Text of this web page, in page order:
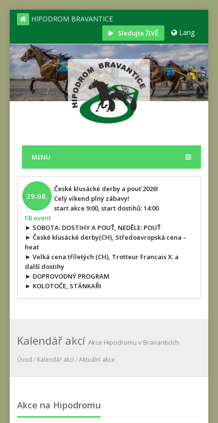
HIPODROM BRAVANTICE
Sledujte ŽIVĚ Lang
MENU
29.08.
České klusácké derby a pouť 2026!
Celý víkend plný zábavy!
start akce 9:00, start dostihů: 14:00
FB event
► SOBOTA: DOSTIHY A POUŤ, NEDĚLE: POUŤ
► České klusácké derby(CH), Středoevropská cena –
heat
► Velká cena tříletých (CH), Trotteur Francais X. a
další dostihy
► DOPROVODNÝ PROGRAM
► KOLOTOČE, STÁNKAŘI
Kalendář akcí Akce Hipodromu v Bravanticích
Úvod / Kalendář akcí/Aktuální akce
Akce na Hipodromu